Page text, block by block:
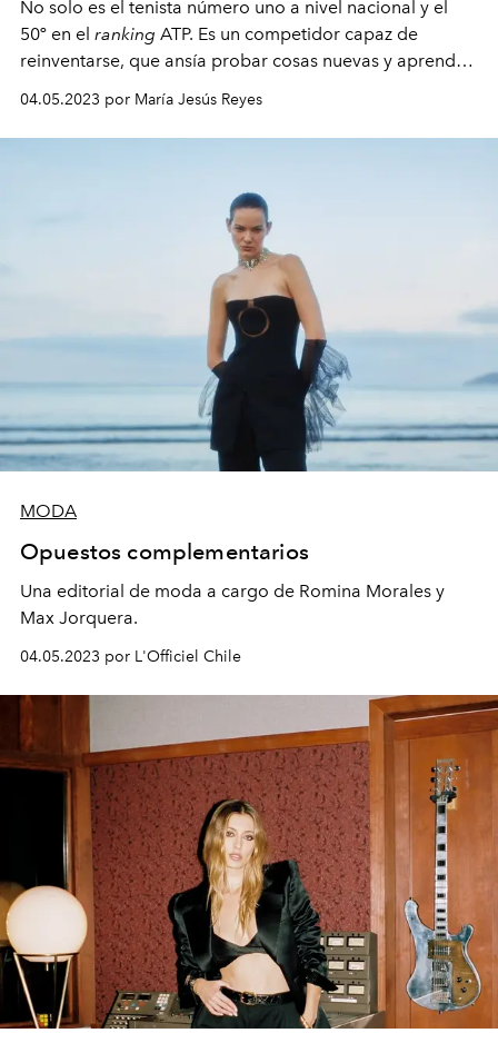
No solo es el tenista número uno a nivel nacional y el
50º en el ranking ATP. Es un competidor capaz de
reinventarse, que ansía probar cosas nuevas y aprender
su nuevo rol de padre y esposo.
04.05.2023 por María Jesús Reyes
MODA
Opuestos complementarios
Una editorial de moda a cargo de Romina Morales y
Max Jorquera.
04.05.2023 por L'Officiel Chile